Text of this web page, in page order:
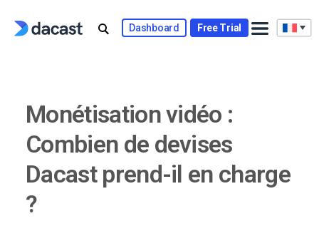
Dashboard Free Trial
Monétisation vidéo :
Combien de devises
Dacast prend-il en charge
?